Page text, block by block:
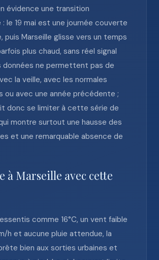
évidence une transition
le 19 mai est une journée couverte
puis Marseille glisse vers un temps
plus chaud, sans réel signal
données ne permettent pas de
la veille, avec les normales
ou avec une année précédente ;
donc se limiter à cette série de
montre surtout une hausse des
et une remarquable absence de
à Marseille avec cette
comme 16°C, un vent faible
h et aucune pluie attendue, la
bien aux sorties urbaines et